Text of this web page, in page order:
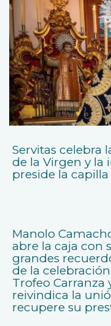
Servitas celebra
de la Virgen y la
preside la
Manolo
abre la caja con
grandes
de la
Trofeo Carranza
reivindica la
recupere su